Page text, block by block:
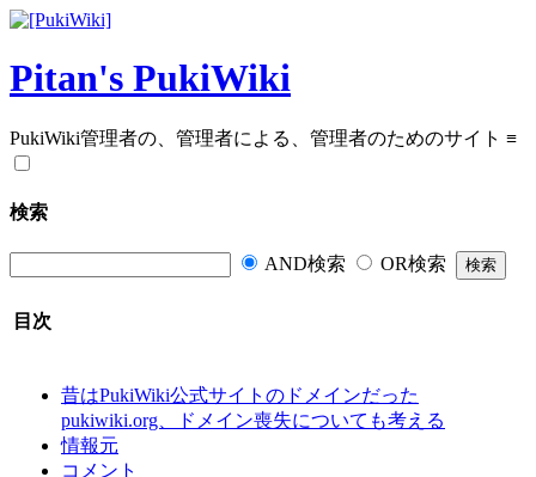
Pitan's PukiWiki
PukiWiki管理者の、管理者による、管理者のためのサイト ≡
検索
AND検索 OR検索
目次
昔はPukiWiki公式サイトのドメインだった
pukiwiki.org、ドメイン喪失についても考える
情報元
コメント